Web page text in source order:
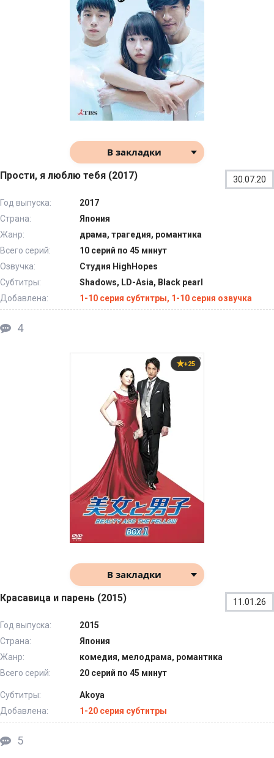
В закладки
Прости, я люблю тебя (2017) 30.07.20
Год выпуска:
2017
Страна:
Япония
Жанр:
драма, трагедия, романтика
Всего серий:
10 серий по 45 минут
Озвучка:
Студия HighHopes
Субтитры:
Shadows, LD-Asia, Black pearl
Добавлена:
1-10 серия субтитры, 1-10 серия озвучка
4
+25
В закладки
Красавица и парень (2015) 11.01.26
Год выпуска:
2015
Страна:
Япония
Жанр:
комедия, мелодрама, романтика
Всего серий:
20 серий по 45 минут
Субтитры:
Akoya
Добавлена:
1-20 серия субтитры
5